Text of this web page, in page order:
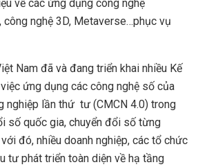
về các ứng dụng công nghệ
công nghệ 3D, Metaverse…phục vụ
Nam đã và đang triển khai nhiều Kế
ứng dụng các công nghệ số của
nghiệp lần thứ tư (CMCN 4.0) trong
số quốc gia, chuyển đổi số từng
đó, nhiều doanh nghiệp, các tổ chức
tư phát triển toàn diện về hạ tầng